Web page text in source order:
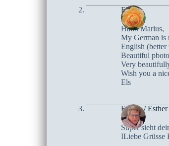
Els
Hallo Marius,
My German is
English
Beautiful
Very
Wish you a
Els
Escara / Esther
Super sieht
ILiebe Grüsse